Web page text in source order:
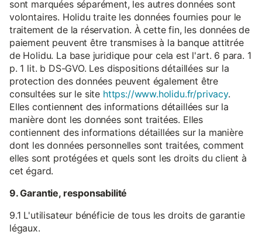
sont marquées séparément, les autres données sont
volontaires. Holidu traite les données fournies pour le
traitement de la réservation. À cette fin, les données de
paiement peuvent être transmises à la banque attitrée
de Holidu. La base juridique pour cela est l'art. 6 para. 1
p. 1 lit. b DS-GVO. Les dispositions détaillées sur la
protection des données peuvent également être
consultées sur le site https://www.holidu.fr/privacy.
Elles contiennent des informations détaillées sur la
manière dont les données sont traitées. Elles
contiennent des informations détaillées sur la manière
dont les données personnelles sont traitées, comment
elles sont protégées et quels sont les droits du client à
cet égard.
9. Garantie, responsabilité
9.1 L'utilisateur bénéficie de tous les droits de garantie
légaux.